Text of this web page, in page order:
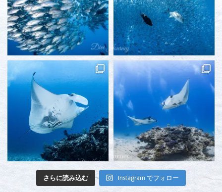
さらに読み込む Instagram でフォロー